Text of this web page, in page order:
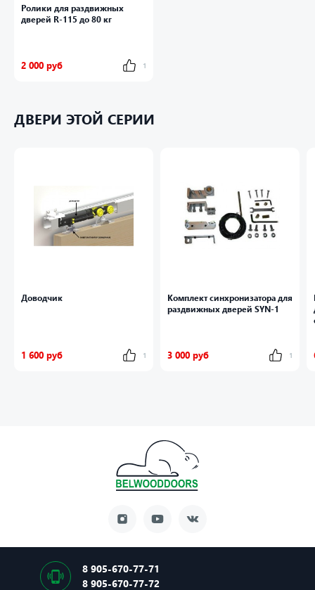
Ролики для раздвижных
дверей R-115 до 80 кг
2 000 руб 1
ДВЕРИ ЭТОЙ СЕРИИ
Доводчик
1 600 руб 1
Комплект синхронизатора для
раздвижных дверей SYN-1
3 000 руб 1
8 905-670-77-71
8 905-670-77-72